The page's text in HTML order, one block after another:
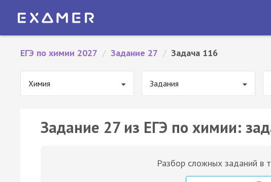
ЕГЭ по химии 2027 / Задание 27 / Задача 116
Химия Задания
Задание 27 из ЕГЭ по химии:
Разбор сложных заданий в